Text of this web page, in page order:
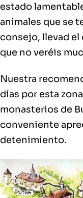
estado
animales que se
consejo, llevad
que no veréis
Nuestra
días por esta
monasterios de
conveniente
detenimiento.